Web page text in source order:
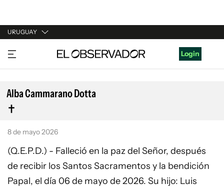
URUGUAY
URUGUAY
ARGENTINA
ESPAÑA
ESTADOS UNIDOS
Login
Alba Cammarano Dotta
8 de mayo 2026
(Q.E.P.D.) - Falleció en la paz del Señor, después
de recibir los Santos Sacramentos y la bendición
Papal, el día 06 de mayo de 2026. Su hijo: Luis